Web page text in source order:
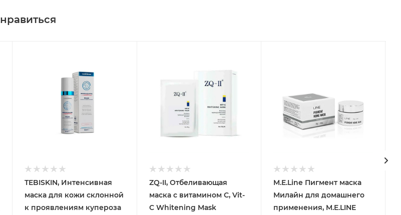
TEBISKIN, Интенсивная
маска для кожи склонной
к проявлениям купероза
ZQ-II, Отбеливающая
маска с витамином С, Vit-
C Whitening Mask
M.E.Line Пигмент маска
Милайн для домашнего
применения, M.E.LINE